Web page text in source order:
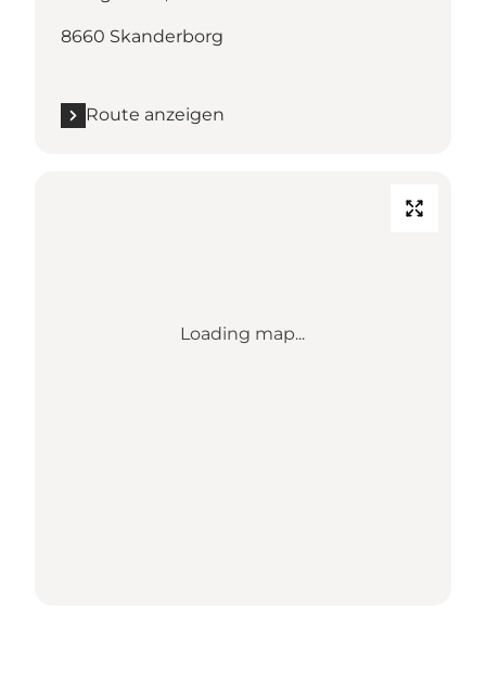
8660 Skanderborg
Route anzeigen
Loading map...